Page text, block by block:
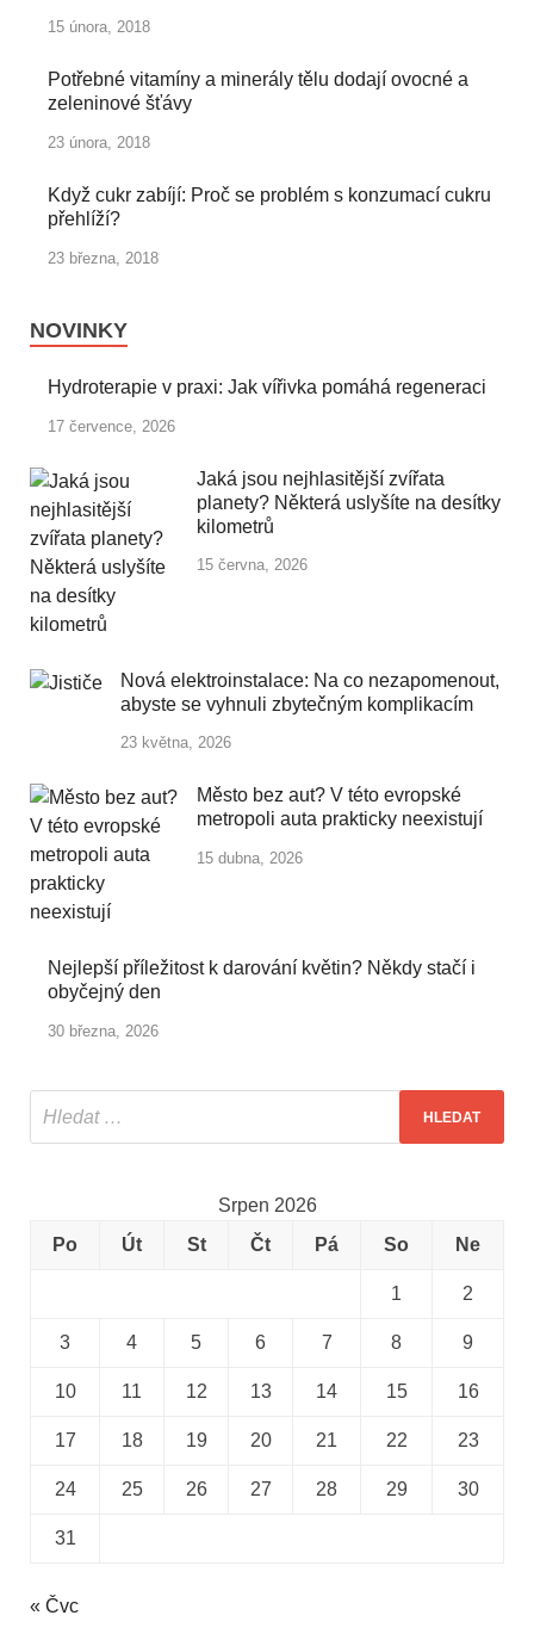
15 února, 2018
Potřebné vitamíny a minerály tělu dodají ovocné a
zeleninové šťávy
23 února, 2018
Když cukr zabíjí: Proč se problém s konzumací cukru
přehlíží?
23 března, 2018
NOVINKY
Hydroterapie v praxi: Jak vířivka pomáhá regeneraci
17 července, 2026
Jaká jsou nejhlasitější zvířata
planety? Některá uslyšíte na desítky
kilometrů
15 června, 2026
Nová elektroinstalace: Na co nezapomenout,
abyste se vyhnuli zbytečným komplikacím
23 května, 2026
Město bez aut? V této evropské
metropoli auta prakticky neexistují
15 dubna, 2026
Nejlepší příležitost k darování květin? Někdy stačí i
obyčejný den
30 března, 2026
Srpen 2026
Po
Út St Čt Pá So Ne
1 2
3 4 5 6 7 8 9
10 11 12 13 14 15 16
17 18 19 20 21 22 23
24 25 26 27 28 29 30
31
« Čvc